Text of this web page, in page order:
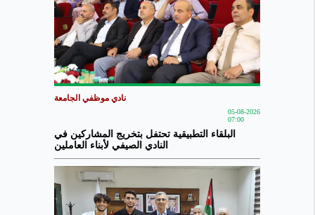
نادي موظفي الجامعة
05-08-2026
07:00
البلقاء التطبيقية تحتفل بتخريج المشاركين في
النادي الصيفي لأبناء العاملين